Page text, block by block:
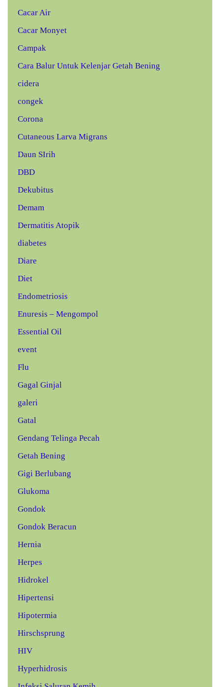
Cacar Air
Cacar Monyet
Campak
Cara Balur Untuk Kelenjar Getah Bening
cidera
congek
Corona
Cutaneous Larva Migrans
Daun SIrih
DBD
Dekubitus
Demam
Dermatitis Atopik
diabetes
Diare
Diet
Endometriosis
Enuresis – Mengompol
Essential Oil
event
Flu
Gagal Ginjal
galeri
Gatal
Gendang Telinga Pecah
Getah Bening
Gigi Berlubang
Glukoma
Gondok
Gondok Beracun
Hernia
Herpes
Hidrokel
Hipertensi
Hipotermia
Hirschsprung
HIV
Hyperhidrosis